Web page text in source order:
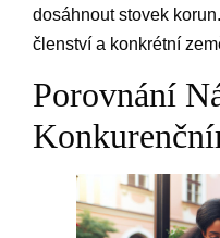
dosáhnout stovek
členství a konkrétní
Porovnání